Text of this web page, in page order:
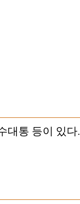
대통 등이 있다.